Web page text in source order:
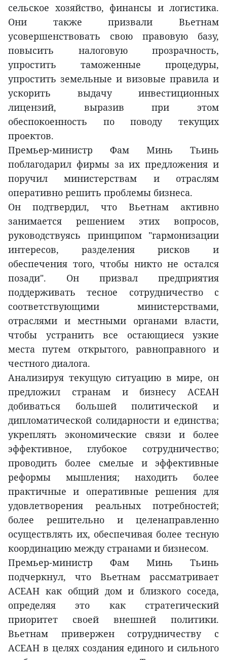
сельское хозяйство, финансы и логистика.
Они также призвали Вьетнам
усовершенствовать свою правовую базу,
повысить налоговую прозрачность,
упростить таможенные процедуры,
упростить земельные и визовые правила и
ускорить выдачу инвестиционных
лицензий, выразив при этом
обеспокоенность по поводу текущих
проектов.
Премьер-министр Фам Минь Тьинь
поблагодарил фирмы за их предложения и
поручил министерствам и отраслям
оперативно решить проблемы бизнеса.
Он подтвердил, что Вьетнам активно
занимается решением этих вопросов,
руководствуясь принципом "гармонизации
интересов, разделения рисков и
обеспечения того, чтобы никто не остался
позади". Он призвал предприятия
поддерживать тесное сотрудничество с
соответствующими министерствами,
отраслями и местными органами власти,
чтобы устранить все остающиеся узкие
места путем открытого, равноправного и
честного диалога.
Анализируя текущую ситуацию в мире, он
предложил странам и бизнесу АСЕАН
добиваться большей политической и
дипломатической солидарности и единства;
укреплять экономические связи и более
эффективное, глубокое сотрудничество;
проводить более смелые и эффективные
реформы мышления; находить более
практичные и оперативные решения для
удовлетворения реальных потребностей;
более решительно и целенаправленно
осуществлять их, обеспечивая более тесную
координацию между странами и бизнесом.
Премьер-министр Фам Минь Тьинь
подчеркнул, что Вьетнам рассматривает
АСЕАН как общий дом и близкого соседа,
определяя это как стратегический
приоритет своей внешней политики.
Вьетнам привержен сотрудничеству с
АСЕАН в целях создания единого и сильного